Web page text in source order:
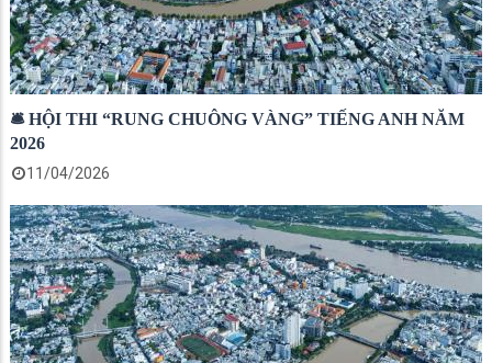
🛎 HỘI THI “RUNG CHUÔNG VÀNG” TIẾNG ANH NĂM
2026
11/04/2026